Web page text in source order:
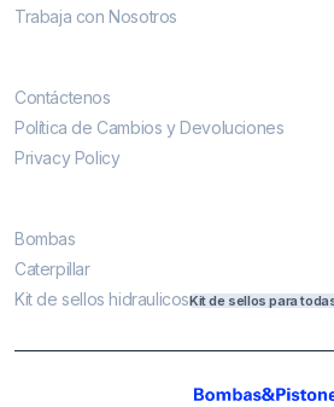
Trabaja con Nosotros
Contáctenos
Política de Cambios y Devoluciones
Privacy Policy
Bombas
Caterpillar
Kit de sellos hidraulicosKit de sellos para